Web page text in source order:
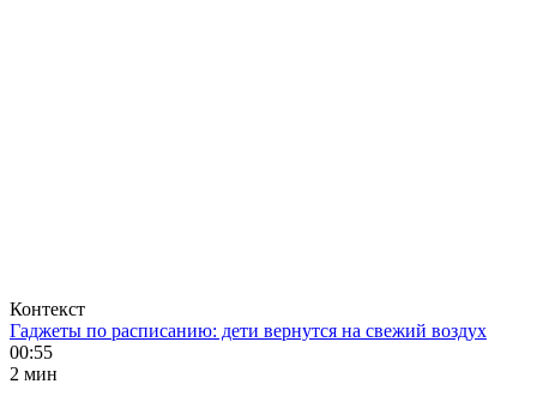
Контекст
Гаджеты по расписанию: дети вернутся на свежий воздух
00:55
2 мин